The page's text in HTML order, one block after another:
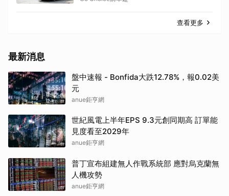
查看更多
最新消息
盤中速報 - Bonfida大跌12.78%，報0.02美
元
anue鉅亨網
世紀風電上半年EPS 9.3元創同期高 訂單能
見度看至2029年
anue鉅亨網
普丁宣布組建無人作戰系統部 應對烏克蘭無
人機攻勢
anue鉅亨網